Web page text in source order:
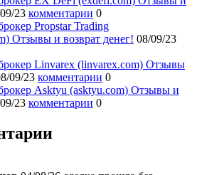
23 комментарии 0
Propstar Trading
Отзывы и возврат денег! 08/09/23
Linvarex (linvarex.com) Отзывы
09/23 комментарии 0
Asktyu (asktyu.com) Отзывы и
23 комментарии 0